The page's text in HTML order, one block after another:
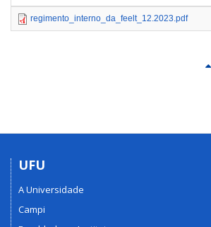
regimento_interno_da_feelt_12.2023.pdf
UFU
A Universidade
Campi